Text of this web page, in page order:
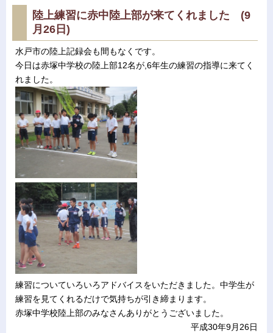
陸上練習に赤中陸上部が来てくれました (9
月26日)
水戸市の陸上記録会も間もなくです。
今日は赤塚中学校の陸上部12名が,6年生の練習の指導に来てく
れました。
練習についていろいろアドバイスをいただきました。中学生が
練習を見てくれるだけで気持ちが引き締まります。
赤塚中学校陸上部のみなさんありがとうございました。
平成30年9月26日